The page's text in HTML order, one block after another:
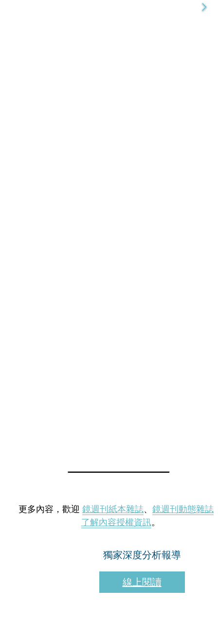
更多內容，歡迎 鏡週刊紙本雜誌、 鏡週刊動態雜誌
了解內容授權資訊。
獨家深度分析報導
線上閱讀